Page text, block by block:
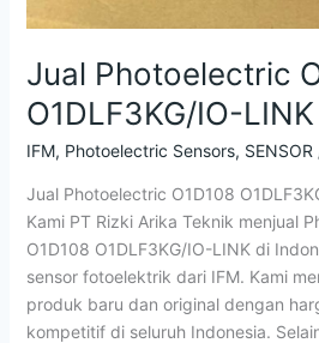
Jual Photoelectric
O1DLF3KG/IO-
IFM, Photoelectric Sensors, SENSOR
Jual Photoelectric O1D108
Kami PT Rizki Arika Teknik menjual
O1D108 O1DLF3KG/IO-LINK di
sensor fotoelektrik dari IFM. Kami
produk baru dan original dengan
kompetitif di seluruh Indonesia.